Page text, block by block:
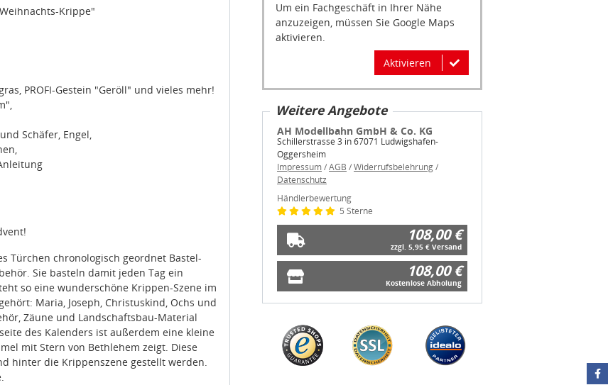
Krippe"
PROFI-Gestein "Geröll" und vieles mehr!
Schäfer, Engel,
Türchen chronologisch geordnet Bastel-
Sie basteln damit jeden Tag ein
so eine wunderschöne Krippen-Szene im
Maria, Joseph, Christuskind, Ochs und
Zäune und Landschaftsbau-Material
des Kalenders ist außerdem eine kleine
mit Stern von Bethlehem zeigt. Diese
hinter die Krippenszene gestellt werden.
Um ein Fachgeschäft in Ihrer Nähe
anzuzeigen, müssen Sie Google Maps
aktivieren.
Aktivieren
Weitere Angebote
AH Modellbahn GmbH & Co. KG
Schillerstrasse 3 in 67071 Ludwigshafen-
Oggersheim
Impressum/AGB /Widerrufsbelehrung/
Datenschutz
Händlerbewertung
5 Sterne
108,00 €
zzgl. 5,95 € Versand
108,00 €
Kostenlose Abholung